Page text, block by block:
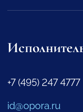
+7 (495) 247 4777
id@opora.ru